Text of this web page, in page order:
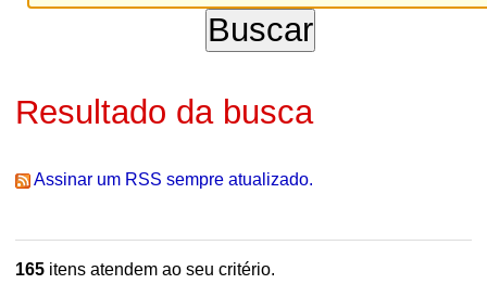
Resultado da busca
Assinar um RSS sempre atualizado.
165itens atendem ao seu critério.